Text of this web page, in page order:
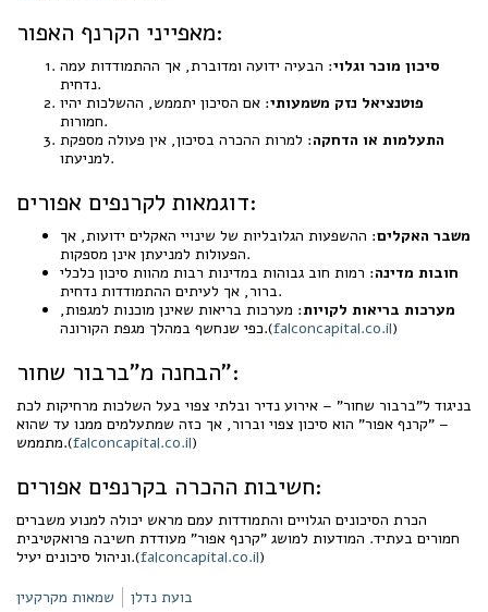
מאפייני הקרנף האפור:
סיכון מוכר וגלוי: הבעיה ידועה ומדוברת, אך ההתמודדות עמה
נדחית.
פוטנציאל נזק משמעותי: אם הסיכון יתממש, ההשלכות יהיו
חמורות.
התעלמות או הדחקה: למרות ההכרה בסיכון, אין פעולה מספקת
למניעתו.
דוגמאות לקרנפים אפורים:
משבר האקלים: ההשפעות הגלובליות של שינויי האקלים ידועות, אך
הפעולות למניעתן אינן מספקות.
חובות מדינה: רמות חוב גבוהות במדינות רבות מהוות סיכון כלכלי
ברור, אך לעיתים ההתמודדות נדחית.
מערכות בריאות לקויות: מערכות בריאות שאינן מוכנות למגפות,
כפי שנחשף במהלך מגפת הקורונה.(falconcapital.co.il)
הבחנה מ"ברבור שחור":
בניגוד ל"ברבור שחור" – אירוע נדיר ובלתי צפוי בעל השלכות מרחיקות לכת
– "קרנף אפור" הוא סיכון צפוי וברור, אך כזה שמתעלמים ממנו עד שהוא
מתממש.(falconcapital.co.il)
חשיבות ההכרה בקרנפים אפורים:
הכרת הסיכונים הגלויים והתמודדות עמם מראש יכולה למנוע משברים
חמורים בעתיד. המודעות למושג "קרנף אפור" מעודדת חשיבה פרואקטיבית
וניהול סיכונים יעיל.(falconcapital.co.il)
בועת נדלן
שמאות מקרקעין